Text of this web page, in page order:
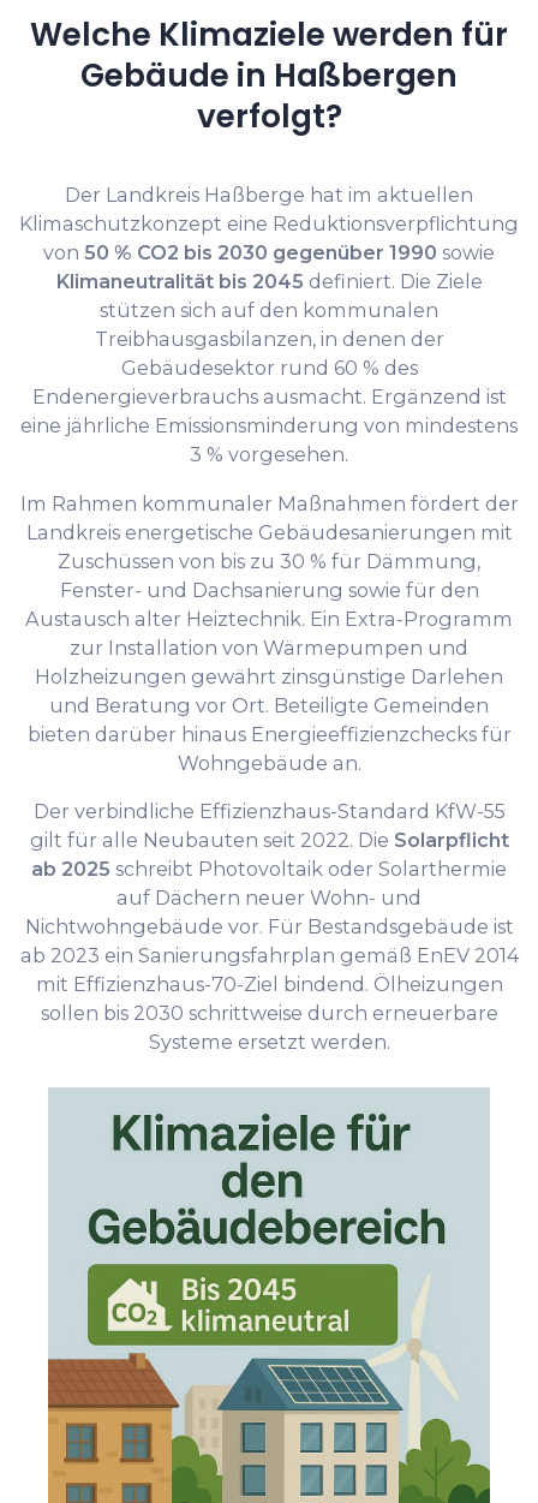
Welche Klimaziele werden für
Gebäude in Haßbergen
verfolgt?
Der Landkreis Haßberge hat im aktuellen
Klimaschutzkonzept eine Reduktionsverpflichtung
von 50 % CO2 bis 2030 gegenüber 1990 sowie
Klimaneutralität bis 2045 definiert. Die Ziele
stützen sich auf den kommunalen
Treibhausgasbilanzen, in denen der
Gebäudesektor rund 60 % des
Endenergieverbrauchs ausmacht. Ergänzend ist
eine jährliche Emissionsminderung von mindestens
3 % vorgesehen.
Im Rahmen kommunaler Maßnahmen fördert der
Landkreis energetische Gebäudesanierungen mit
Zuschüssen von bis zu 30 % für Dämmung,
Fenster- und Dachsanierung sowie für den
Austausch alter Heiztechnik. Ein Extra-Programm
zur Installation von Wärmepumpen und
Holzheizungen gewährt zinsgünstige Darlehen
und Beratung vor Ort. Beteiligte Gemeinden
bieten darüber hinaus Energieeffizienzchecks für
Wohngebäude an.
Der verbindliche Effizienzhaus-Standard KfW-55
gilt für alle Neubauten seit 2022. Die Solarpflicht
ab 2025 schreibt Photovoltaik oder Solarthermie
auf Dächern neuer Wohn- und
Nichtwohngebäude vor. Für Bestandsgebäude ist
ab 2023 ein Sanierungsfahrplan gemäß EnEV 2014
mit Effizienzhaus-70-Ziel bindend. Ölheizungen
sollen bis 2030 schrittweise durch erneuerbare
Systeme ersetzt werden.